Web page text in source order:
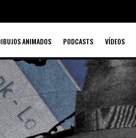
ANIMADOS PODCASTS VÍDEOS